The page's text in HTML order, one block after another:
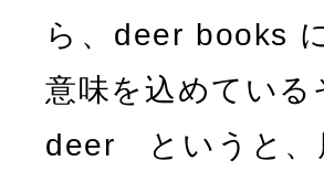
ら、deer books
意味を込めている
deer というと、